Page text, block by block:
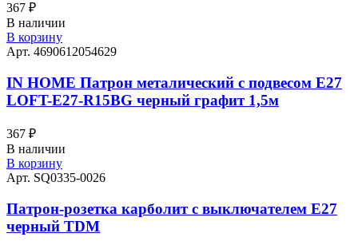
367 ₽
В наличии
В корзину
Арт. 4690612054629
IN HOME Патрон металический с подвесом Е27
LOFT-E27-R15BG черный графит 1,5м
367 ₽
В наличии
В корзину
Арт. SQ0335-0026
Патрон-розетка карболит с выключателем E27
черный TDM